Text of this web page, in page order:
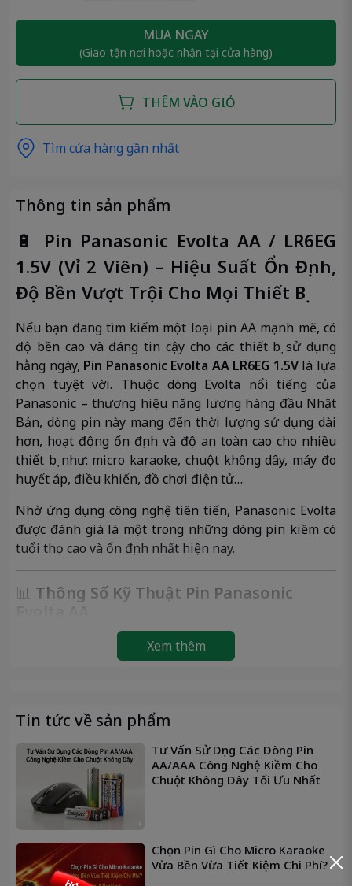
MUA NGAY
(Giao tận nơi hoặc nhận tại cửa hàng)
THÊM VÀO GIỎ
Tìm cửa hàng gần nhất
Thông tin sản phẩm
🔋 Pin Panasonic Evolta AA / LR6EG
1.5V (Vỉ 2 Viên) – Hiệu Suất Ổn Định,
Độ Bền Vượt Trội Cho Mọi Thiết Bị
Nếu bạn đang tìm kiếm một loại pin AA mạnh mẽ, có
độ bền cao và đáng tin cậy cho các thiết bị sử dụng
hằng ngày, Pin Panasonic Evolta AA LR6EG 1.5Vlà lựa
chọn tuyệt vời. Thuộc dòng Evolta nổi tiếng của
Panasonic – thương hiệu năng lượng hàng đầu Nhật
Bản, dòng pin này mang đến thời lượng sử dụng dài
hơn, hoạt động ổn định và độ an toàn cao cho nhiều
thiết bị như: micro karaoke, chuột không dây, máy đo
huyết áp, điều khiển, đồ chơi điện tử…
Nhờ ứng dụng công nghệ tiên tiến, Panasonic Evolta
được đánh giá là một trong những dòng pin kiềm có
tuổi thọ cao và ổn định nhất hiện nay.
📊 Thông Số Kỹ Thuật Pin Panasonic
Chi tiết
🔸Loại pin
AA – LR6 (Alkaline)
phẩm
Evolta cao cấp
Điện áp
1.5V
🔸Dung
lượng
≈ 2850mAh (tùy thiết bị)
🔸Kích
thước
Đường kính: 14.5mm × Dài 50.5mm
🔸Trọng
Xem thêm
Tin tức về sản phẩm
Tư Vấn Sử Dụng Các Dòng Pin
AA/AAA Công Nghệ Kiềm Cho
Chuột Không Dây Tối Ưu Nhất
Chọn Pin Gì Cho Micro Karaoke
Vừa Bền Vừa Tiết Kiệm Chi Phí?